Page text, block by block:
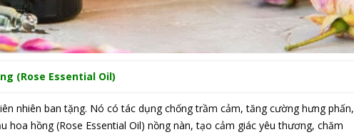
(Rose Essential Oil)
nhiên ban tặng. Nó có tác dụng chống trầm cảm, tăng cường hưng phấn,
hoa hồng (Rose Essential Oil) nồng nàn, tạo cảm giác yêu thương, chăm